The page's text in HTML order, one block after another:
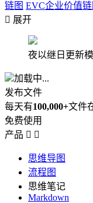
链图 EVC企业价值链
 展开
夜以继日更新
加载中...
发布文件
每天有100,000+文件
免费使用
产品  
思维导图
流程图
思维笔记
Markdown